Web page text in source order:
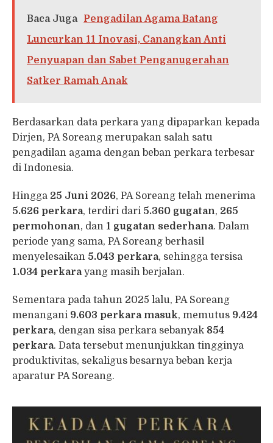
Baca Juga
Pengadilan Agama Batang
Luncurkan 11 Inovasi, Canangkan Anti
Penyuapan dan Sabet Penganugerahan
Satker Ramah Anak
Berdasarkan data perkara yang dipaparkan kepada
Dirjen, PA Soreang merupakan salah satu
pengadilan agama dengan beban perkara terbesar
di Indonesia.
Hingga 25 Juni 2026, PA Soreang telah menerima
5.626 perkara, terdiri dari 5.360 gugatan, 265
permohonan, dan 1 gugatan sederhana. Dalam
periode yang sama, PA Soreang berhasil
menyelesaikan 5.043 perkara, sehingga tersisa
1.034 perkarayang masih berjalan.
Sementara pada tahun 2025 lalu, PA Soreang
menangani 9.603 perkara masuk, memutus 9.424
perkara, dengan sisa perkara sebanyak 854
perkara. Data tersebut menunjukkan tingginya
produktivitas, sekaligus besarnya beban kerja
aparatur PA Soreang.